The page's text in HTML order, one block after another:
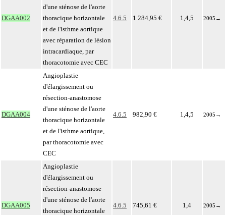
DGAA002
d'une sténose de l'aorte
thoracique horizontale
et de l'isthme aortique
avec réparation de lésion
intracardiaque, par
thoracotomie avec CEC
4.6.5 1 284,95 € 1,4,5 2005 →
DGAA004
Angioplastie
d'élargissement ou
résection-anastomose
d'une sténose de l'aorte
thoracique horizontale
et de l'isthme aortique,
par thoracotomie avec
CEC
4.6.5 982,90 € 1,4,5 2005 →
DGAA005
Angioplastie
d'élargissement ou
résection-anastomose
d'une sténose de l'aorte
thoracique horizontale
4.6.5 745,61 € 1,4 2005 →